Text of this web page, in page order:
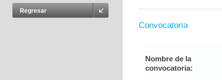
Regresar
Convocatoria
Nombre de la
convocatoria: